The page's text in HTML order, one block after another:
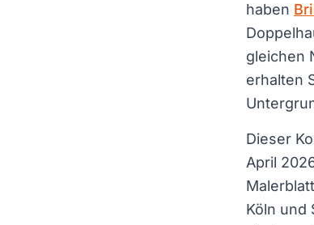
haben
gleichen
erhalten
Dieser
April
Köln und